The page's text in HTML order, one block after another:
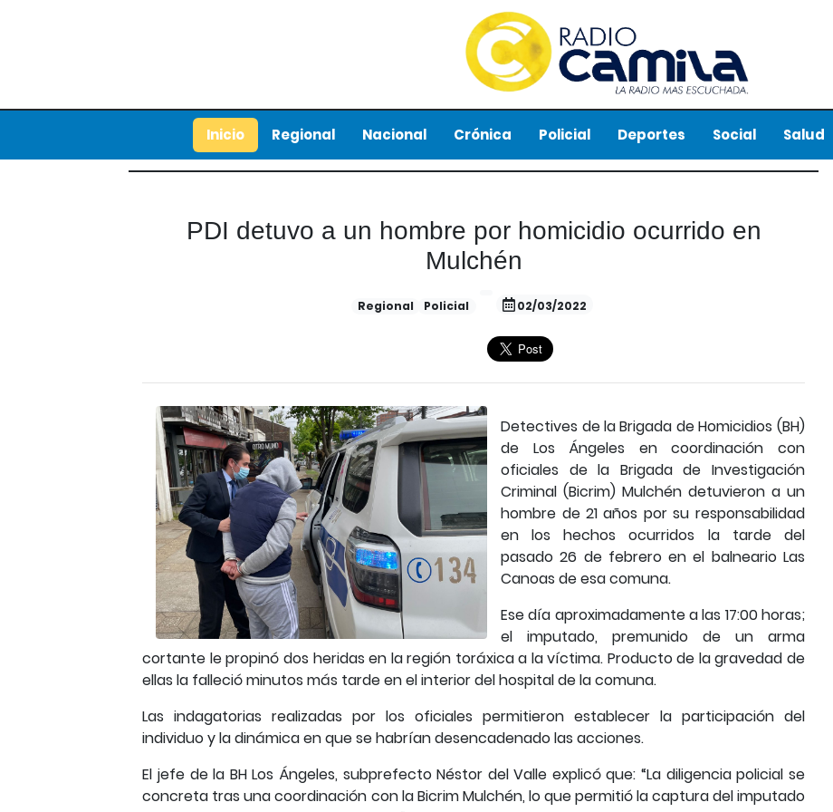
Inicio Regional Nacional Crónica Policial Deportes Social Salud
PDI detuvo a un hombre por homicidio ocurrido en
Mulchén
Regional Policial 02/03/2022
Detectives de la Brigada de Homicidios (BH)
de Los Ángeles en coordinación con
oficiales de la Brigada de Investigación
Criminal (Bicrim) Mulchén detuvieron a un
hombre de 21 años por su responsabilidad
en los hechos ocurridos la tarde del
pasado 26 de febrero en el balneario Las
Canoas de esa comuna.
Ese día aproximadamente a las 17:00 horas;
el imputado, premunido de un arma
cortante le propinó dos heridas en la región toráxica a la víctima. Producto de la gravedad de
ellas la falleció minutos más tarde en el interior del hospital de la comuna.
Las indagatorias realizadas por los oficiales permitieron establecer la participación del
individuo y la dinámica en que se habrían desencadenado las acciones.
El jefe de la BH Los Ángeles, subprefecto Néstor del Valle explicó que: “La diligencia policial se
concreta tras una coordinación con la Bicrim Mulchén, lo que permitió la captura del imputado